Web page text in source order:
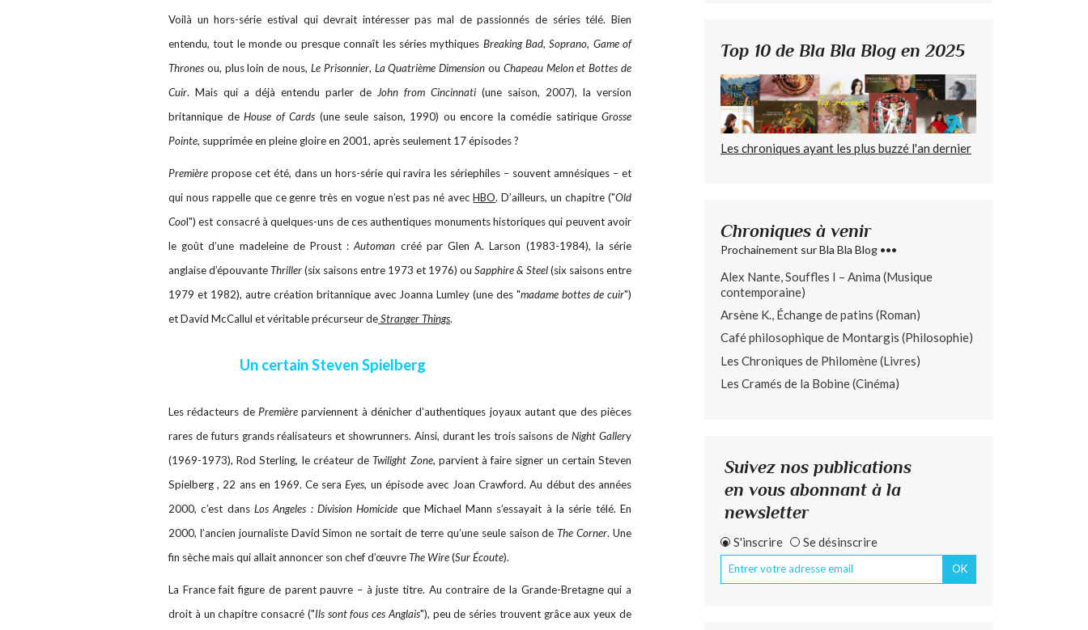
Voilà un hors-série estival qui devrait intéresser pas mal de passionnés de séries télé. Bien
entendu, tout le monde ou presque connaît les séries mythiques Breaking Bad,Soprano, Game of
Thrones ou, plus loin de nous, Le Prisonnier, La Quatrième Dimension ou Chapeau Melon et Bottes de
Cuir. Mais qui a déjà entendu parler de John from Cincinnati (une saison, 2007), la version
britannique de House of Cards (une seule saison, 1990) ou encore la comédie satirique Grosse
Pointe, supprimée en pleine gloire en 2001, après seulement 17 épisodes ?
Première propose cet été, dans un hors-série qui ravira les sériephiles – souvent amnésiques – et
qui nous rappelle que ce genre très en vogue n’est pas né avecHBO. D’ailleurs, un chapitre ("Old
Cool") est consacré à quelques-uns de ces authentiques monuments historiques qui peuvent avoir
le goût d’une madeleine de Proust :Automan créé par Glen A. Larson (1983-1984), la série
anglaise d’épouvanteThriller(six saisons entre 1973 et 1976) ou Sapphire & Steel(six saisons entre
1979 et 1982), autre création britannique avec Joanna Lumley (une des "madame bottes de cuir")
et David McCallul et véritable précurseur deStranger Things.
Un certain Steven Spielberg
Les rédacteurs de Première parviennent à dénicher d’authentiques joyaux autant que des pièces
rares de futurs grands réalisateurs et showrunners. Ainsi, durant les trois saisons deNight Gallery
(1969-1973), Rod Sterling, le créateur deTwilight Zone, parvient à faire signer un certain Steven
Spielberg , 22 ans en 1969. Ce seraEyes, un épisode avec Joan Crawford. Au début des années
2000, c’est dans Los Angeles : Division Homicide que Michael Mann s’essayait à la série télé. En
2000, l’ancien journaliste David Simon ne sortait de terre qu’une seule saison deThe Corner. Une
fin sèche mais qui allait annoncer son chef d’œuvreThe Wire(Sur Écoute).
La France fait figure de parent pauvre – à juste titre. Au contraire de la Grande-Bretagne qui a
droit à un chapitre consacré ("Ils sont fous ces Anglais"), peu de séries trouvent grâce aux yeux de
Top 10 de Bla Bla Blog en 2025
Les chroniques ayant les plus buzzé l'an dernier
Chroniques à venir
Prochainement sur Bla Bla Blog •••
Alex Nante, Souffles I – Anima (Musique
contemporaine)
Arsène K., Échange de patins (Roman)
Café philosophique de Montargis (Philosophie)
Les Chroniques de Philomène (Livres)
Les Cramés de la Bobine (Cinéma)
Suivez nos publications
en vous abonnant à la
newsletter
S'inscrire Se désinscrire